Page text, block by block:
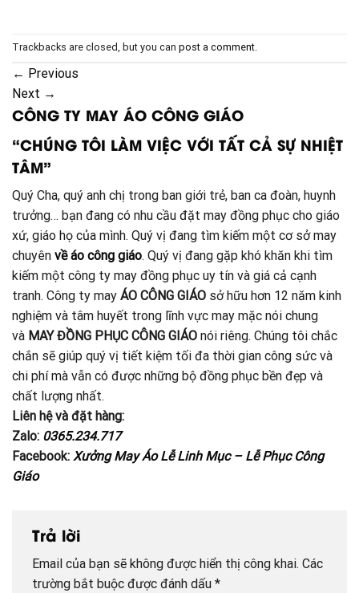
Trackbacks are closed, but you can post a comment
← Previous
Next →
CÔNG TY MAY ÁO CÔNG GIÁO
“CHÚNG TÔI LÀM VIỆC VỚI TẤT CẢ SỰ NHIỆT
TÂM”
Quý Cha, quý anh chị trong ban giới trẻ, ban ca đoàn, huynh
trưởng… bạn đang có nhu cầu đặt may đồng phục cho giáo
xứ, giáo họ của mình. Quý vị đang tìm kiếm một cơ sở may
chuyên về áo công giáo. Quý vị đang gặp khó khăn khi tìm
kiếm một công ty may đồng phục uy tín và giá cả cạnh
tranh. Công ty may ÁO CÔNG GIÁO sở hữu hơn 12 năm kinh
nghiệm và tâm huyết trong lĩnh vực may mặc nói chung
và MAY ĐỒNG PHỤC CÔNG GIÁO nói riêng. Chúng tôi chắc
chắn sẽ giúp quý vị tiết kiệm tối đa thời gian công sức và
chi phí mà vẫn có được những bộ đồng phục bền đẹp và
chất lượng nhất.
Liên hệ và đặt hàng:
Zalo: 0365.234.717
Facebook: Xưởng May Áo Lễ Linh Mục – Lễ Phục Công
Giáo
Trả lời
Email của bạn sẽ không được hiển thị công khai. Các
trường bắt buộc được đánh dấu *